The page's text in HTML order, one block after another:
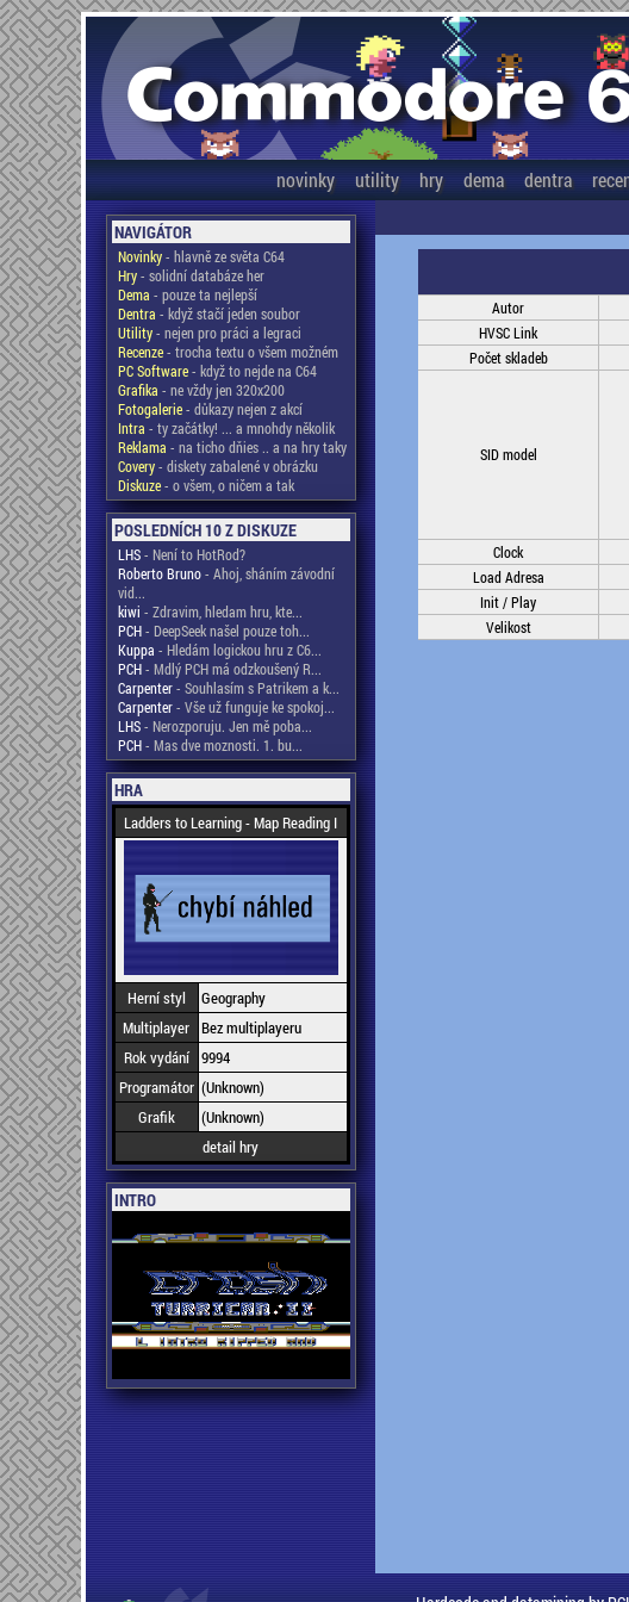
novinky utility hry dema dentra
NAVIGÁTOR
Novinky- hlavně ze světa C64
Hry- solidní databáze her
Dema - pouze ta nejlepší
Dentra - když stačí jeden soubor
Utility- nejen pro práci a legraci
Recenze- trocha textu o všem možném
PC Software- když to nejde na C64
Grafika - ne vždy jen 320x200
Fotogalerie- důkazy nejen z akcí
Intra - ty začátky! ... a mnohdy několik
Reklama - na ticho dňies .. a na hry taky
Covery- diskety zabalené v obrázku
Diskuze- o všem, o ničem a tak
POSLEDNÍCH 10 Z DISKUZE
LHS- Není to HotRod?
Roberto Bruno- Ahoj, sháním závodní
vid...
kiwi - Zdravim, hledam hru, kte...
PCH- DeepSeek našel pouze toh...
Kuppa - Hledám logickou hru z C6...
PCH- Mdlý PCH má odzkoušený R...
Carpenter- Souhlasím s Patrikem a k...
Carpenter- Vše už funguje ke spokoj...
LHS- Nerozporuju. Jen mě poba...
PCH- Mas dve moznosti. 1. bu...
HRA
Ladders to Learning - Map Reading I
Herní styl
Geography
Multiplayer Bez multiplayeru
Rok vydání 9994
Programátor (Unknown)
Grafik
(Unknown)
detail hry
INTRO
Autor
HVSC Link
Počet skladeb
SID model
Clock
Load Adresa
Init / Play
Velikost